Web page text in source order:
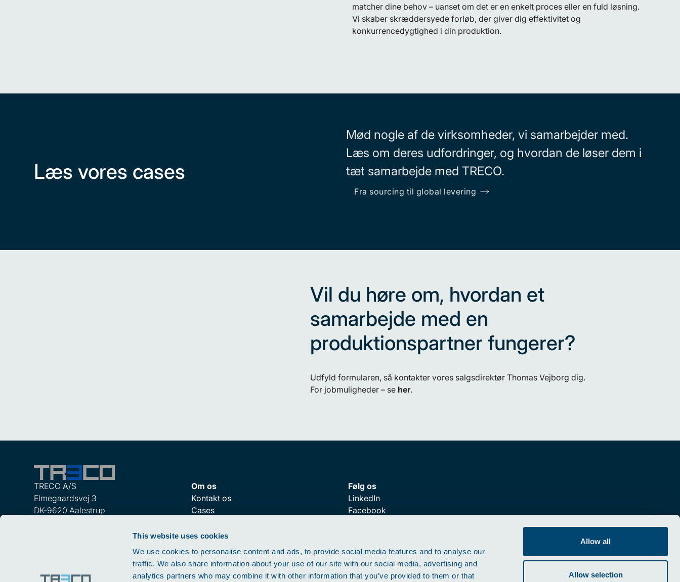
This website uses cookies
We use cookies to personalise content and ads, to provide social media features and to analyse our
traffic. We also share information about your use of our site with our social media, advertising and
analytics partners who may combine it with other information that you’ve provided to them or that
Allow all
Allow selection
matcher dine behov – uanset om det er en enkelt proces eller en fuld løsning.
Vi skaber skræddersyede forløb, der giver dig effektivitet og
konkurrencedygtighed i din produktion.
Læs vores cases
Mød nogle af de virksomheder, vi samarbejder med.
Læs om deres udfordringer, og hvordan de løser dem i
tæt samarbejde med TRECO.
Fra sourcing til global levering
Vil du høre om, hvordan et
samarbejde med en
produktionspartner fungerer?
Udfyld formularen, så kontakter vores salgsdirektør Thomas Vejborg dig.
For jobmuligheder – se her.
TRECO A/S
Elmegaardsvej 3
DK-9620 Aalestrup
Om os
Kontakt os
Cases
TRECO Postal
Følg os
LinkedIn
Facebook